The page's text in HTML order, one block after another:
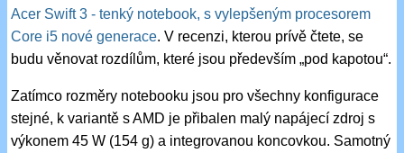
Acer Swift 3 - tenký notebook, s vylepšeným procesorem
Core i5 nové generace. V recenzi, kterou prívě čtete, se
budu věnovat rozdílům, které jsou především „pod kapotou“.
Zatímco rozměry notebooku jsou pro všechny konfigurace
stejné, k variantě s AMD je přibalen malý napájecí zdroj s
výkonem 45 W (154 g) a integrovanou koncovkou. Samotný